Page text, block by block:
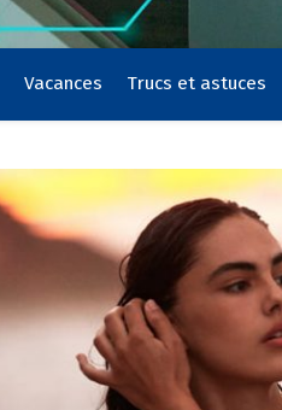
Vacances Trucs et astuces